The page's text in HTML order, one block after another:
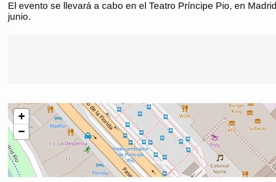
El evento se llevará a cabo en el Teatro Príncipe Pio, en
junio.